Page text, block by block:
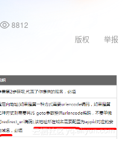
8812
举报
版权